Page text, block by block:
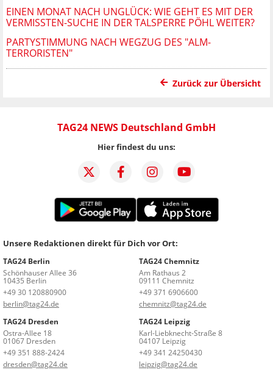
EINEN MONAT NACH UNGLÜCK: WIE GEHT ES MIT DER
VERMISSTEN-SUCHE IN DER TALSPERRE PÖHL WEITER?
PARTYSTIMMUNG NACH WEGZUG DES "ALM-
TERRORISTEN"
Zurück zur Übersicht
TAG24 NEWS Deutschland GmbH
Hier findest du uns:
Unsere Redaktionen direkt für Dich vor Ort:
TAG24 Berlin
Schönhauser Allee 36
10435 Berlin
+49 30 120880900
berlin@tag24.de
TAG24 Chemnitz
Am Rathaus 2
09111 Chemnitz
+49 371 6906600
chemnitz@tag24.de
TAG24 Dresden
Ostra-Allee 18
01067 Dresden
+49 351 888-2424
dresden@tag24.de
TAG24 Leipzig
Karl-Liebknecht-Straße 8
04107 Leipzig
+49 341 24250430
leipzig@tag24.de